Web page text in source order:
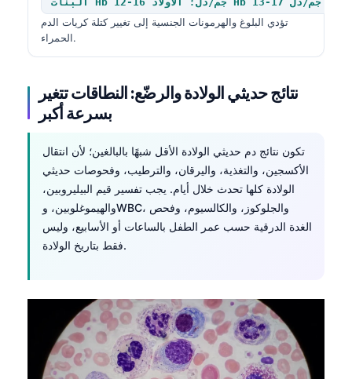
تؤدي البلوغ والهرمونات الجنسية إلى تغيير كتلة كريات الدم
الحمراء.
نتائج حديثي الولادة والرضّع: النطاقات تتغير
بسرعة أكبر
تكون نتائج دم حديثي الولادة الأقل شبهًا بالبالغين؛ لأن انتقال
الأكسجين، والتغذية، واليرقان، والترطيب، وفحوصات حديثي
الولادة كلها تحدث خلال أيام. يجب تفسير قيم البيليروبين،
والهيموغلوبين، وWBC، والجلوكوز، والكالسيوم، وفحص
الغدة الدرقية حسب عمر الطفل بالساعات أو الأسابيع، وليس
فقط بتاريخ الولادة.